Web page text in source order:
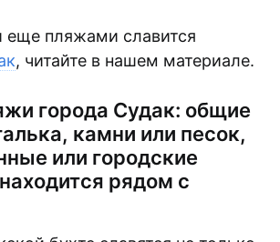
пляжами славится
, читайте в нашем материале.
города Судак: общие
камни или песок,
или городские
рядом с